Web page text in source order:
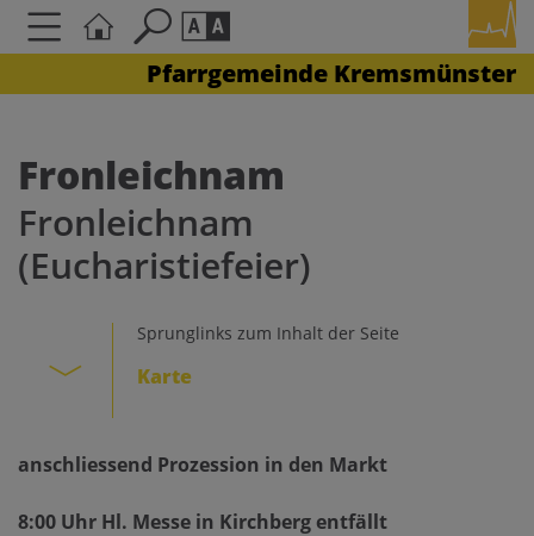
Pfarrgemeinde Kremsmünster
Schriftgröße
AAA
Kontrasteinstellungen
A A A
Fronleichnam
Fronleichnam
(Eucharistiefeier)
Sprunglinks zum Inhalt der Seite
Karte
anschliessend Prozession in den Markt
8:00 Uhr Hl. Messe in Kirchberg entfällt